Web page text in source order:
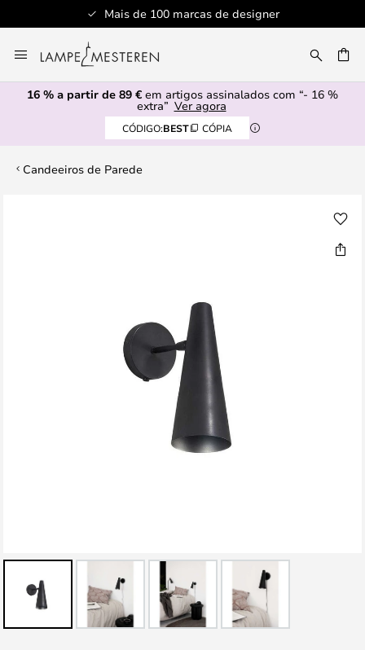
Mais de 100 marcas de designer
para
o
Conteúdo
16 % a partir de 89 € em artigos assinalados com “- 16 %
extra” Ver agora
CÓDIGO:BEST CÓPIA
Candeeiros de Parede